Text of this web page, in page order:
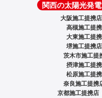
関西の太陽光発
大阪施工提携店
高槻施工提
大東施工提
堺施工提携店
茨木市施工提
摂津施工提
松原施工提
奈良施工提携
京都施工提携店